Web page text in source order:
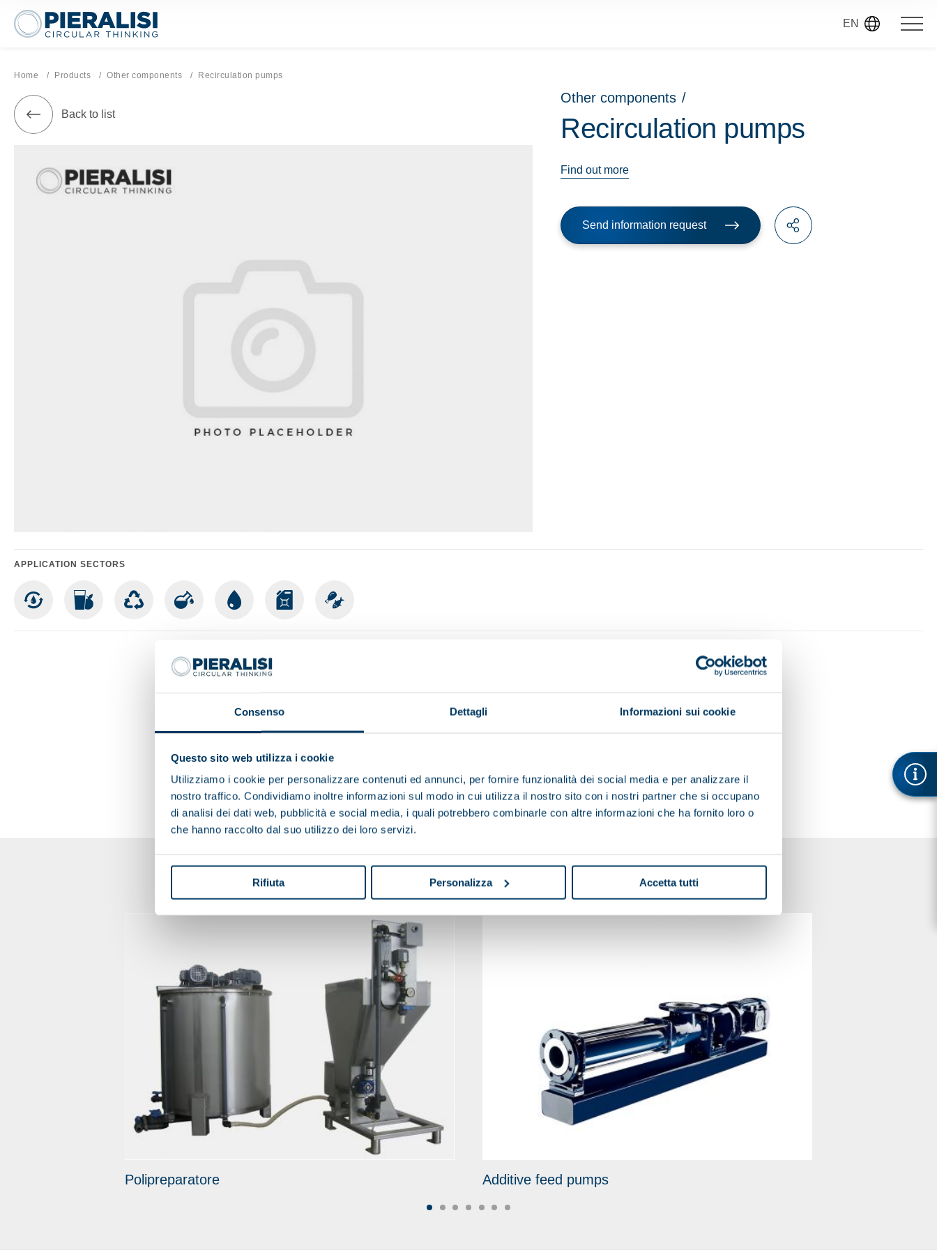
Consenso Dettagli Informazioni sui cookie
Questo sito web utilizza i cookie
Utilizziamo i cookie per personalizzare contenuti ed annunci, per fornire funzionalità dei social media e per analizzare il
nostro traffico. Condividiamo inoltre informazioni sul modo in cui utilizza il nostro sito con i nostri partner che si occupano
di analisi dei dati web, pubblicità e social media, i quali potrebbero combinarle con altre informazioni che ha fornito loro o
che hanno raccolto dal suo utilizzo dei loro servizi.
Rifiuta Personalizza Accetta tutti
Pieralisi Maip Spa EN
Home Products Other components Current page:
Recirculation pumps
Back to list
Other components /
Recirculation pumps
Find out more
Send information request
APPLICATION SECTORS
You may also be interested in
Polipreparatore Additive feed pumps